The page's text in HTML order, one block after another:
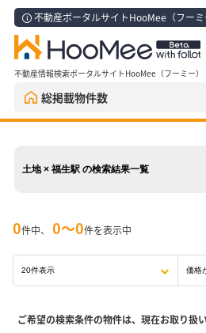
不動産ポータルサイトHooMee（フーミー
不動産情報検索ポータルサイトHooMee（フーミー）
総掲載物件数
土地 × 福生駅 の検索結果一覧
0件中、 0〜0件を表示中
ご希望の検索条件の物件は、現在お取り扱